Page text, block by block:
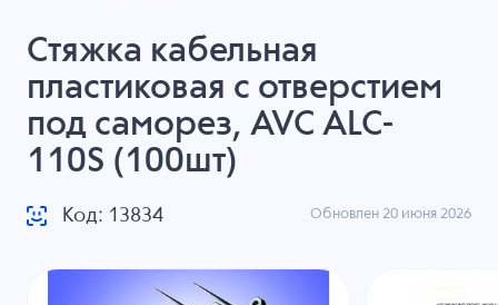
Стяжка кабельная
пластиковая с отверстием
под саморез, AVC ALC-
110S (100шт)
Код: 13834 Обновлен 20 июня 2026